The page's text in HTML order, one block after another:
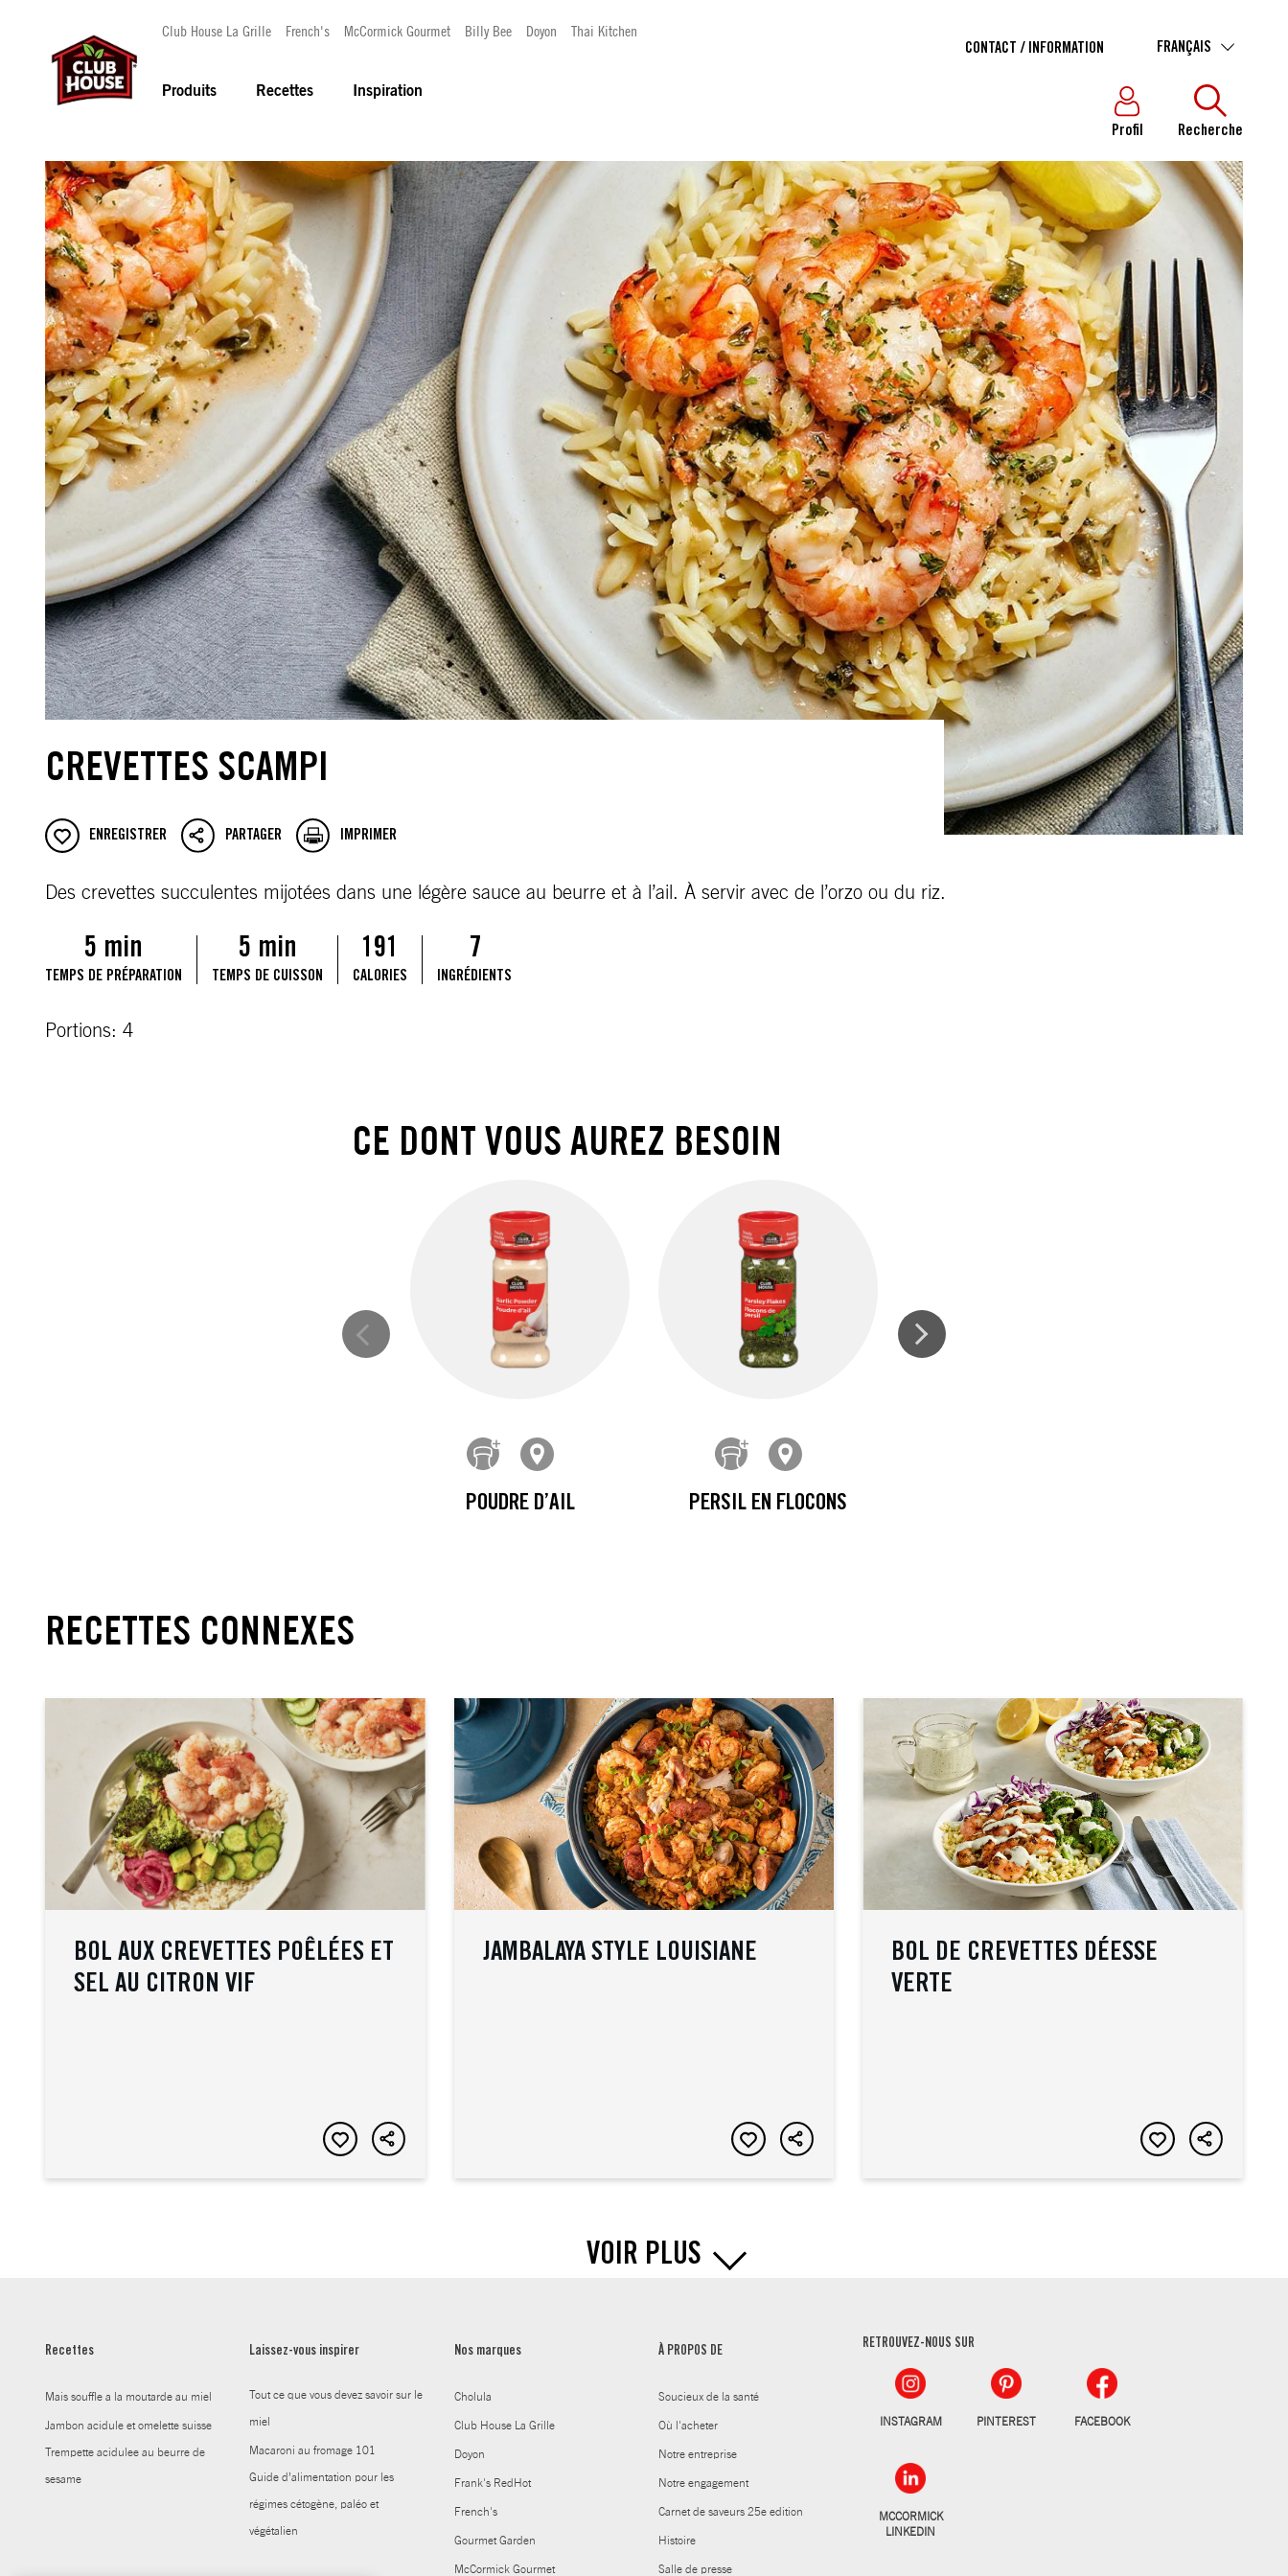
Club House La Grille French's McCormick Gourmet Billy Bee Doyon Thai Kitchen
Produits Recettes Inspiration
CONTACT / INFORMATION FRANÇAIS
Profil Recherche
CREVETTES SCAMPI
ENREGISTRER PARTAGER IMPRIMER
Des crevettes succulentes mijotées dans une légère sauce au beurre et à l’ail. À servir avec de l’orzo ou du riz.
5 min
TEMPS DE PRÉPARATION
5 min
TEMPS DE CUISSON
191
CALORIES
7
INGRÉDIENTS
Portions: 4
CE DONT VOUS AUREZ BESOIN
POUDRE D’AIL PERSIL EN FLOCONS
RECETTES CONNEXES
BOL AUX CREVETTES POÊLÉES ET
SEL AU CITRON VIF
JAMBALAYA STYLE LOUISIANE
BOL DE CREVETTES DÉESSE
VERTE
VOIR PLUS
Recettes
Mais souffle a la moutarde au miel
Jambon acidule et omelette suisse
Trempette acidulee au beurre de
sesame
Laissez-vous inspirer
Tout ce que vous devez savoir sur le
miel
Macaroni au fromage 101
Guide d’alimentation pour les
régimes cétogène, paléo et
végétalien
Nos marques
Cholula
Club House La Grille
Doyon
Frank's RedHot
French's
Gourmet Garden
McCormick Gourmet
À PROPOS DE
Soucieux de la santé
Où l'acheter
Notre entreprise
Notre engagement
Carnet de saveurs 25e edition
Histoire
Salle de presse
RETROUVEZ-NOUS SUR
INSTAGRAM PINTEREST FACEBOOK
MCCORMICK
LINKEDIN